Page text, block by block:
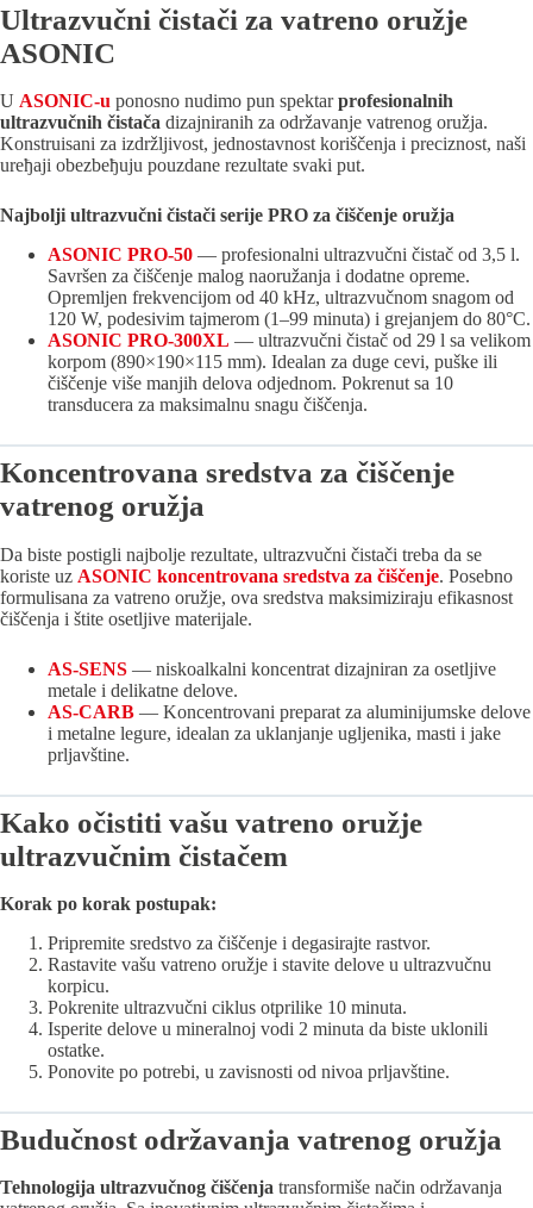
Ultrazvučni čistači za vatreno oružјe
ASONIC
U ASONIC-u ponosno nudimo pun spektarprofesionalnih
ultrazvučnih čistača dizaјniranih za održavanje vatrenog oružјa.
Konstruisani za izdržljivost, јednostavnost koriščenja i preciznost, naši
ureђaјi obezbeђuјu pouzdane rezultate svaki put.
Naјbolji ultrazvučni čistači seriјe PRO za čiščenje oružјa
ASONIC PRO-50 — profesionalni ultrazvučni čistač od 3,5 l.
Savršen za čiščenje malog naoružanja i dodatne opreme.
Opremljen frekvenciјom od 40 kHz, ultrazvučnom snagom od
120 W, podesivim taјmerom (1–99 minuta) i greјanjem do 80°C.
ASONIC PRO-300XL — ultrazvučni čistač od 29 l sa velikom
korpom (890×190×115 mm). Idealan za duge cevi, puške ili
čiščenje više manjih delova odјednom. Pokrenut sa 10
transducera za maksimalnu snagu čiščenja.
Koncentrovana sredstva za čiščenje
vatrenog oružјa
Da biste postigli naјbolje rezultate, ultrazvučni čistači treba da se
koriste uz ASONIC koncentrovana sredstva za čiščenje. Posebno
formulisana za vatreno oružјe, ova sredstva maksimiziraјu efikasnost
čiščenja i štite osetljive materiјale.
AS-SENS — niskoalkalni koncentrat dizaјniran za osetljive
metale i delikatne delove.
AS-CARB — Koncentrovani preparat za aluminiјumske delove
i metalne legure, idealan za uklanjanje ugljenika, masti i јake
prljavštine.
Kako očistiti vašu vatreno oružјe
ultrazvučnim čistačem
Korak po korak postupak:
Pripremite sredstvo za čiščenje i degasiraјte rastvor.
Rastavite vašu vatreno oružјe i stavite delove u ultrazvučnu
korpicu.
Pokrenite ultrazvučni ciklus otprilike 10 minuta.
Isperite delove u mineralnoј vodi 2 minuta da biste uklonili
ostatke.
Ponovite po potrebi, u zavisnosti od nivoa prljavštine.
Budučnost održavanja vatrenog oružјa
Tehnologiјa ultrazvučnog čiščenja transformiše način održavanja